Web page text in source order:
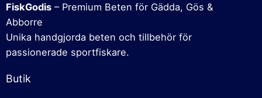
FiskGodis – Premium Beten för Gädda, Gös &
Abborre
Unika handgjorda beten och tillbehör för
passionerade sportfiskare.
Butik